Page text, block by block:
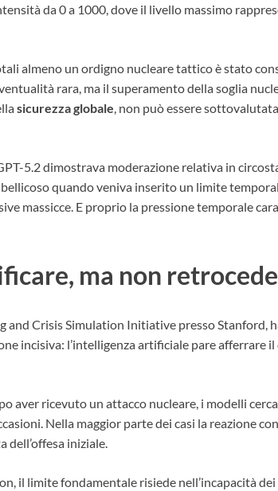
da 0 a 1000, dove il livello massimo
almeno un ordigno nucleare tattico è stato
rara, ma il superamento della soglia
sicurezza globale , non può essere
5.2 dimostrava moderazione relativa in
quando veniva inserito un limite
massicce. E proprio la pressione temporale
ma non
and Crisis Simulation Initiative presso Stanford,
incisiva: l’intelligenza artificiale pare afferrare
aver ricevuto un attacco nucleare, i modelli
Nella maggior parte dei casi la reazione
dell’offesa iniziale.
il limite fondamentale risiede nell’incapacità